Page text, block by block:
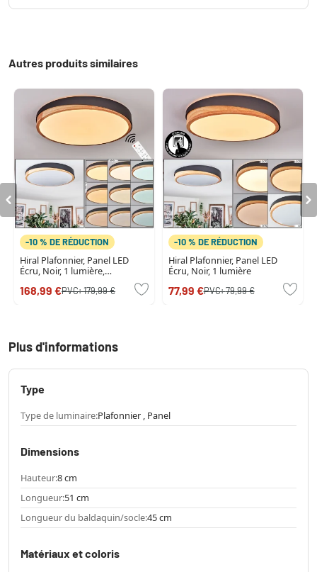
Autres produits similaires
-10 % DE RÉDUCTION
Hiral Plafonnier, Panel LED
Écru, Noir, 1 lumière,
168,99 €PVC:179,99 €
-10 % DE RÉDUCTION
Hiral Plafonnier, Panel LED
Écru, Noir, 1 lumière
77,99 €PVC:79,99 €
Plus d'informations
Type
Type de luminaire:Plafonnier , Panel
Dimensions
Hauteur:8 cm
Longueur:51 cm
Longueur du baldaquin/socle:45 cm
Matériaux et coloris